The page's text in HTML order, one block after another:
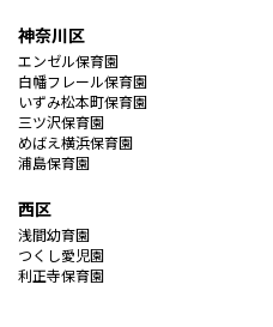
神奈川区
エンゼル保育園
白幡フレール保育園
いずみ松本町保育園
三ツ沢保育園
めばえ横浜保育園
浦島保育園
西区
浅間幼育園
つくし愛児園
利正寺保育園